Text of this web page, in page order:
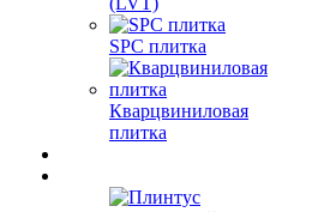
SPC плитка
Кварцвиниловая
плитка